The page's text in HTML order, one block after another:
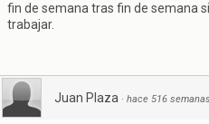
fin de semana tras fin de semana
trabajar.
Juan Plaza · hace 516 semanas